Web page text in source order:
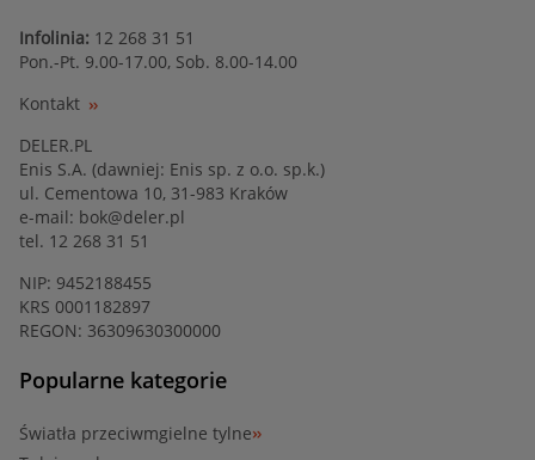
Infolinia: 12 268 31 51
Pon.-Pt. 9.00-17.00, Sob. 8.00-14.00
Kontakt
DELER.PL
Enis S.A. (dawniej: Enis sp. z o.o. sp.k.)
ul. Cementowa 10, 31-983 Kraków
e-mail: bok@deler.pl
tel. 12 268 31 51
NIP: 9452188455
KRS 0001182897
REGON: 36309630300000
Popularne kategorie
Światła przeciwmgielne tylne